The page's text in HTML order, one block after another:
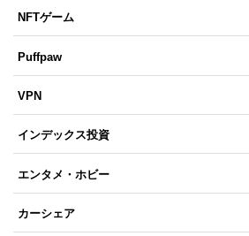
NFTゲーム
Puffpaw
VPN
インデックス投資
エンタメ・ホビー
カーシェア